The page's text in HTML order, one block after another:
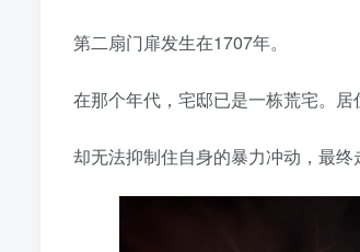
第二扇门扉发生在1707年。
在那个年代，宅邸已是一栋荒宅。
却无法抑制住自身的暴力冲动，最终